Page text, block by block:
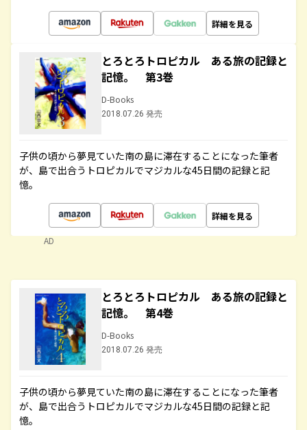
詳細を見る
とろとろトロピカル ある旅の記録と
記憶。 第3巻
D-Books
2018.07.26 発売
子供の頃から夢見ていた南の島に滞在することになった筆者
が、島で出合うトロピカルでマジカルな45日間の記録と記
憶。
詳細を見る
AD
とろとろトロピカル ある旅の記録と
記憶。 第4巻
D-Books
2018.07.26 発売
子供の頃から夢見ていた南の島に滞在することになった筆者
が、島で出合うトロピカルでマジカルな45日間の記録と記
憶。